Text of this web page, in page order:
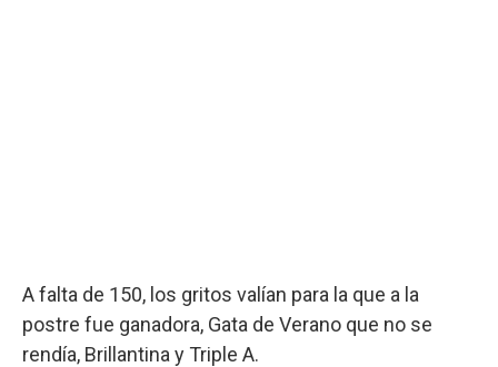
A falta de 150, los gritos valían para la que a la
postre fue ganadora, Gata de Verano que no se
rendía, Brillantina y Triple A.